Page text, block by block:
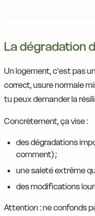
La dégradation
Un logement, c'est pas
correct, usure normale
tu peux demander la
Concrètement, ça vise :
des dégradations
comment) ;
une saleté extrême
des modifications
Attention : ne confonds